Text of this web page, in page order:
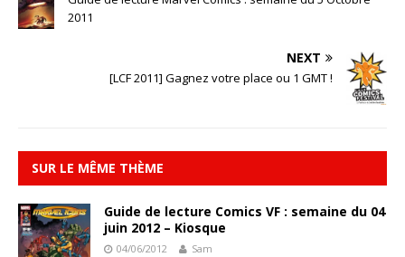
2011
NEXT
[LCF 2011] Gagnez votre place ou 1 GMT !
SUR LE MÊME THÈME
Guide de lecture Comics VF : semaine du 04
juin 2012 – Kiosque
04/06/2012 Sam